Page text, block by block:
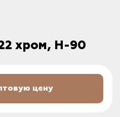
хром, Н-90
цену